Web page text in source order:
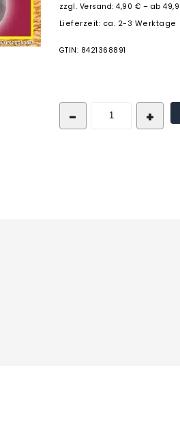
zzgl. Versand: 4,90 € – ab
Lieferzeit: ca. 2-3 Werktage
GTIN: 8421368891